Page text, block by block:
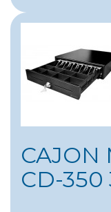
CAJON
CD-350